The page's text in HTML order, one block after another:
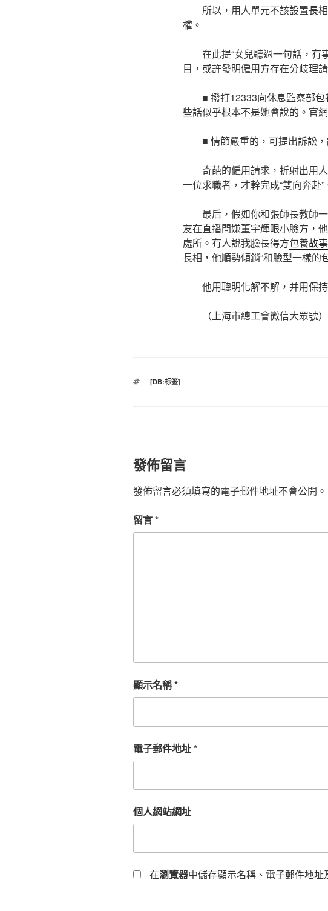
所以，用人單元不該設置長
權。
在此提“女兒聽過一句話，有
目，或許發明僱用方存在分歧理
■ 撥打12333向休息監察部包
些話似乎根本不是她會說的。官
■ 情節嚴重的，可提出訴訟
奇葩的僱用請求，折射出用
一位求職者，才幹完成“雙向奔赴”
最后，假如你和張師長教師一
友在直播間嫌董宇輝眼小臉方，
處所。有人說我臉長得方包養故事
長相，他順勢傾銷“和臉型一樣的
他用聰明化解不解，并用保
（上海市總工會微信大眾號）
標
[DB:标签]
發佈留言
發佈留言必須填寫的電子郵件地址不會公開。
留言*
顯示名稱*
電子郵件地址*
個人網站網址
在瀏覽器中儲存顯示名稱、電子郵件地